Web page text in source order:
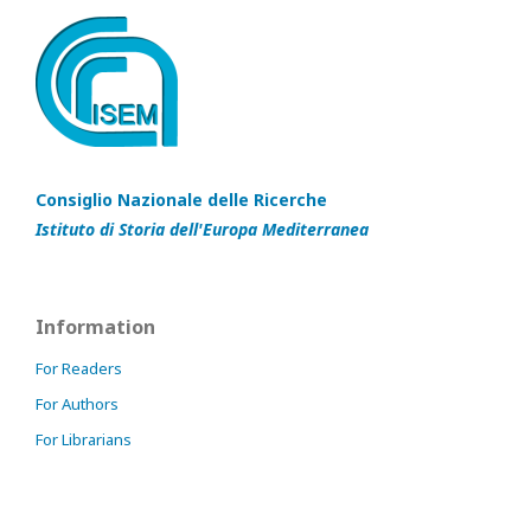
Consiglio Nazionale delle Ricerche
Istituto di Storia dell'Europa Mediterranea
Information
For Readers
For Authors
For Librarians